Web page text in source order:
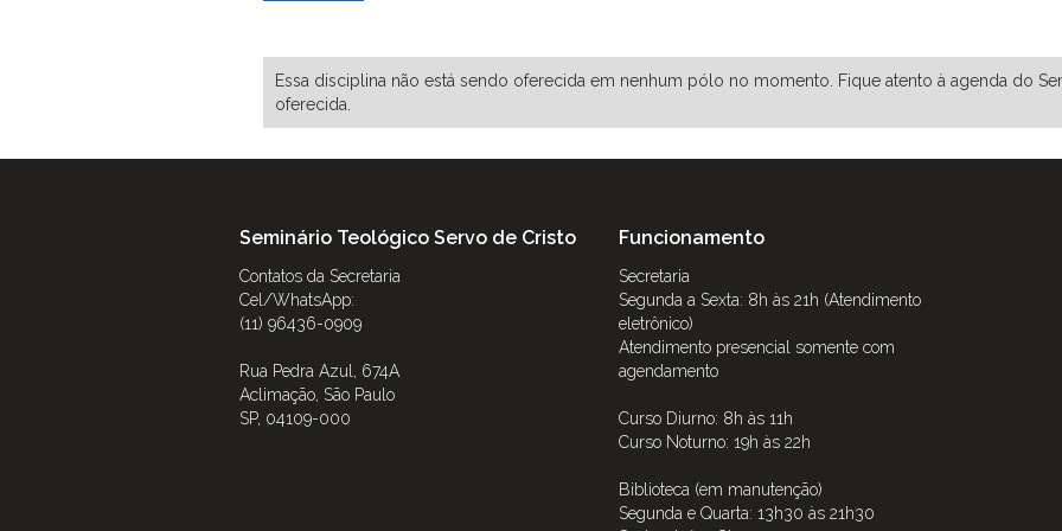
Essa disciplina não está sendo oferecida em nenhum pólo no momento. Fique atento à agenda do
oferecida.
Seminário Teológico Servo de Cristo
Contatos da Secretaria
Cel/WhatsApp:
(11) 96436-0909
Rua Pedra Azul, 674A
Aclimação, São Paulo
SP, 04109-000
Funcionamento
Secretaria
Segunda a Sexta: 8h às 21h (Atendimento
eletrônico)
Atendimento presencial somente com
agendamento
Curso Diurno: 8h às 11h
Curso Noturno: 19h às 22h
Biblioteca (em manutenção)
Segunda e Quarta: 13h30 às 21h30